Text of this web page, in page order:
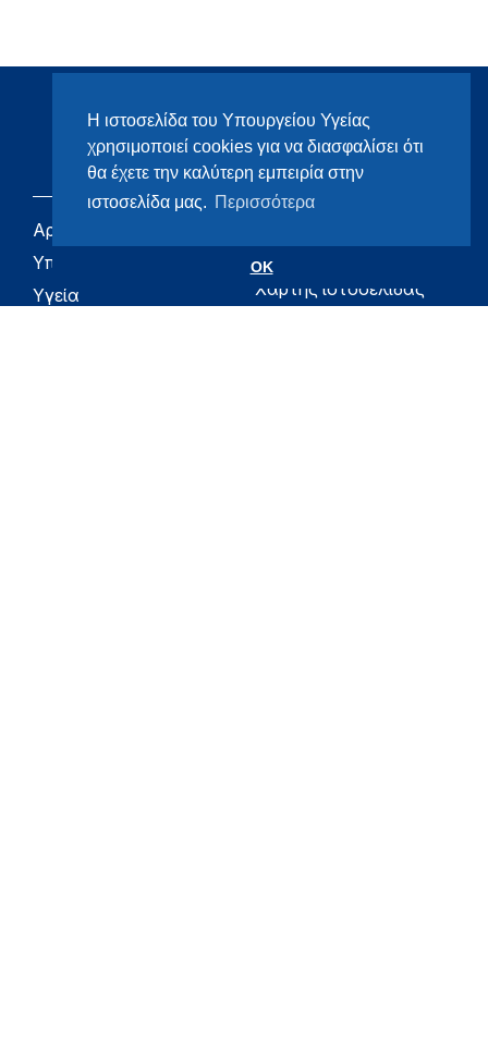
Η ιστοσελίδα του Υπουργείου Υγείας
χρησιμοποιεί cookies για να διασφαλίσει ότι
θα έχετε την καλύτερη εμπειρία στην
ιστοσελίδα μας. Περισσότερα
OK
Αρχική
Υπουργείο
Υγεία
Υγεία
Χάρτης ιστοσελίδας